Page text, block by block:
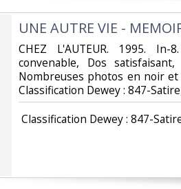
‎UNE AUTRE VIE -
‎CHEZ L'AUTEUR. 1995.
convenable, Dos
Nombreuses photos en noir
Classification Dewey : 847-
Classification Dewey : 847-